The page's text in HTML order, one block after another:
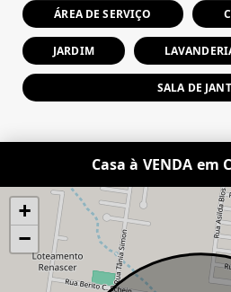
ÁREA DE SERVIÇO
JARDIM
SALA DE
Casa à VENDA em
+
−